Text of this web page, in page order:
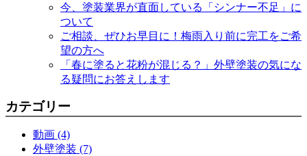
今、塗装業界が直面している「シンナー不足」に
ついて
ご相談、ぜひお早目に！梅雨入り前に完工をご希
望の方へ
「春に塗ると花粉が混じる？」外壁塗装の気にな
る疑問にお答えします
カテゴリー
動画 (4)
外壁塗装 (7)